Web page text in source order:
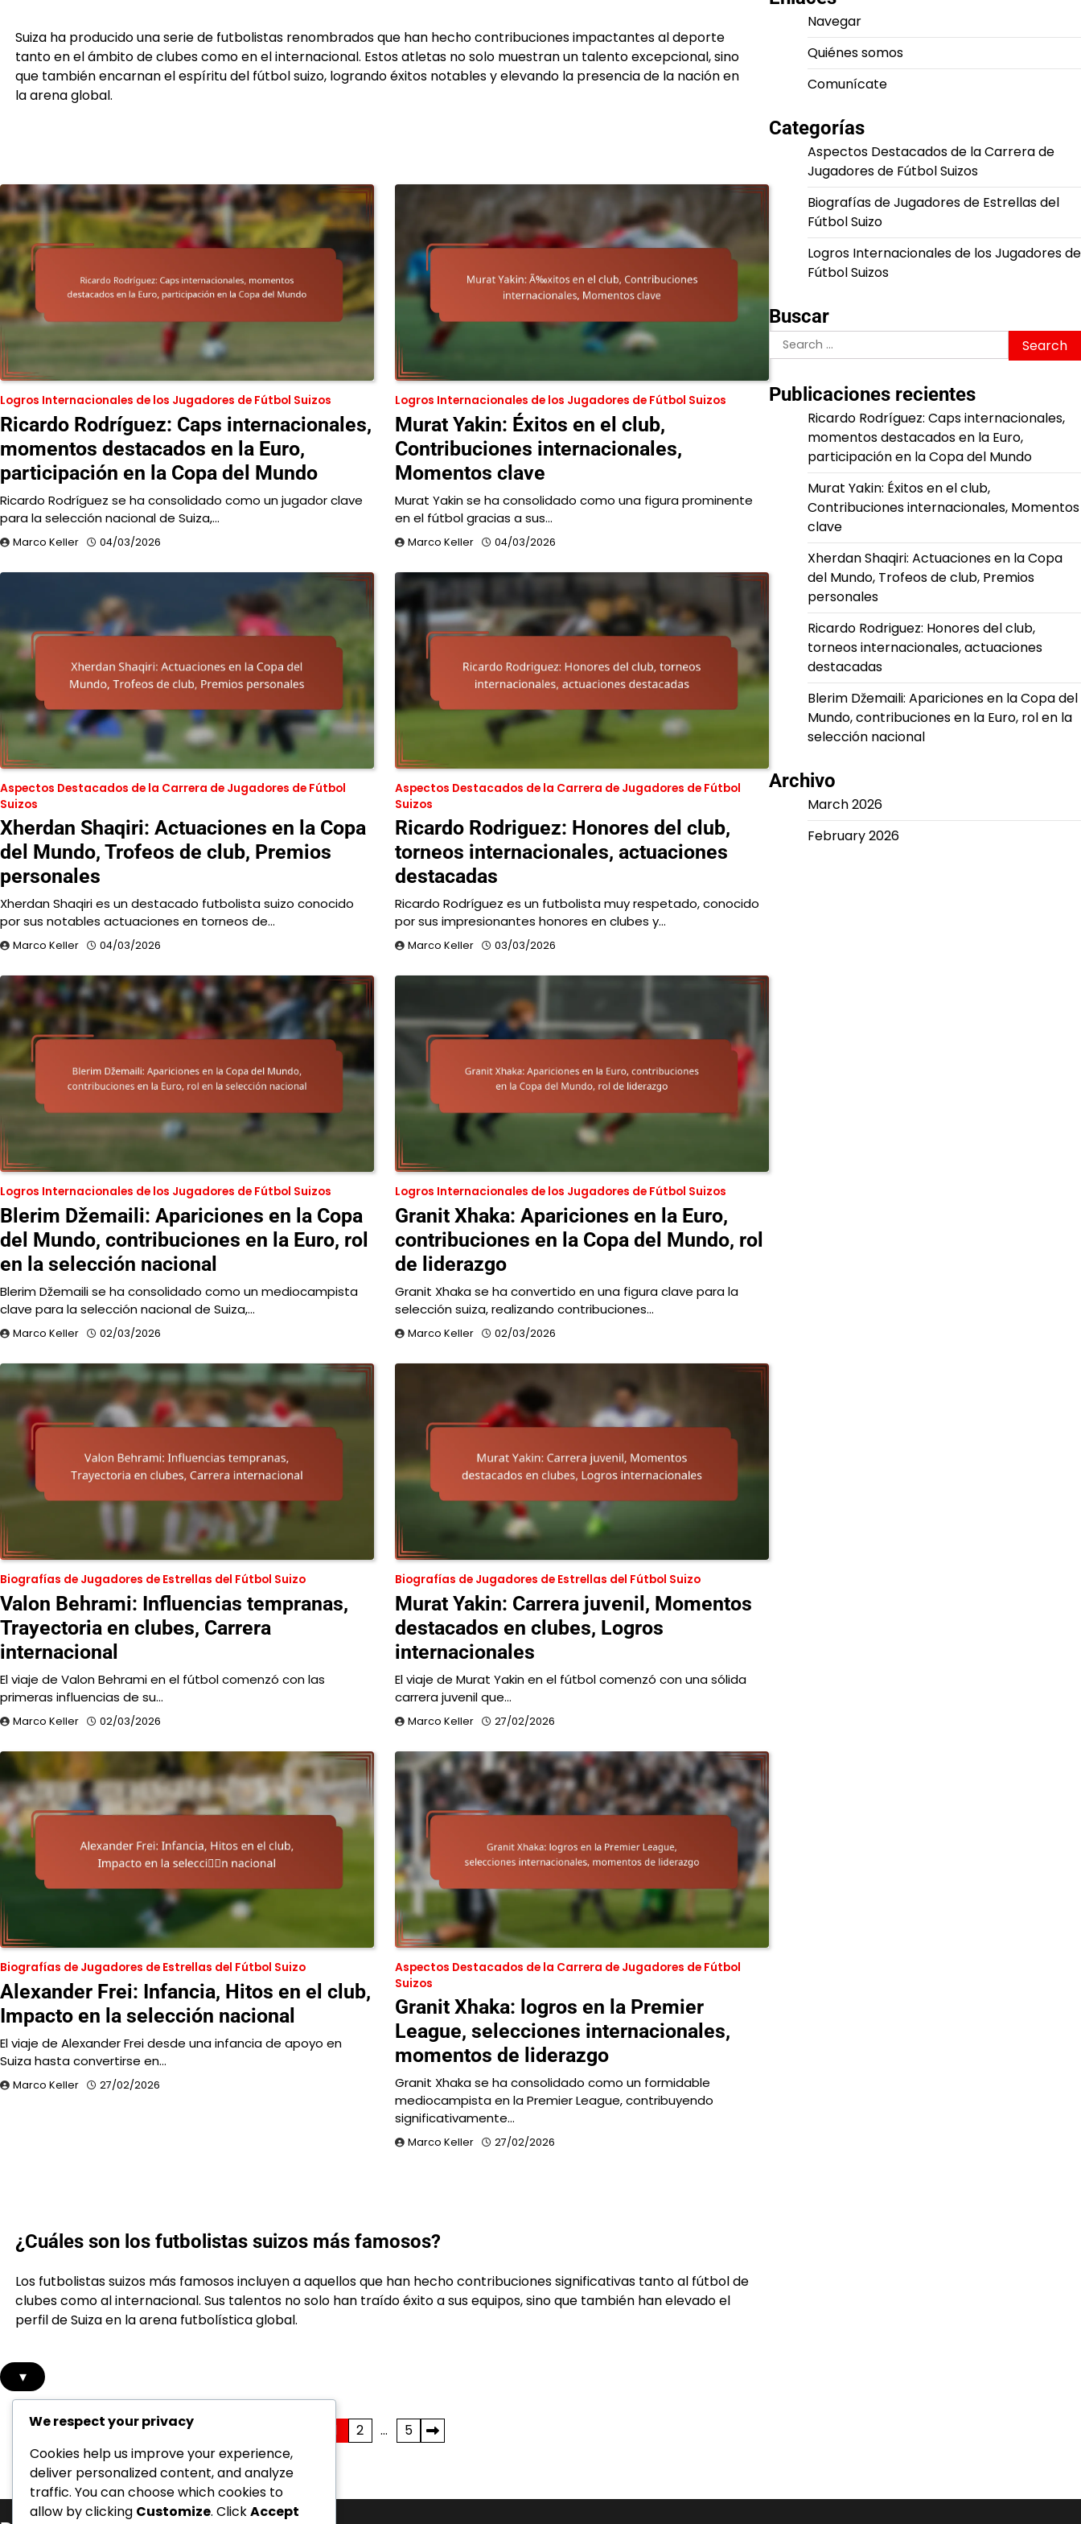
Suiza ha producido una serie de futbolistas renombrados que han hecho contribuciones impactantes al deporte
tanto en el ámbito de clubes como en el internacional. Estos atletas no solo muestran un talento excepcional, sino
que también encarnan el espíritu del fútbol suizo, logrando éxitos notables y elevando la presencia de la nación en
la arena global.
Logros Internacionales de los Jugadores de Fútbol Suizos
Ricardo Rodríguez: Caps internacionales,
momentos destacados en la Euro,
participación en la Copa del Mundo
Ricardo Rodríguez se ha consolidado como un jugador clave
para la selección nacional de Suiza,…
Marco Keller 04/03/2026
Logros Internacionales de los Jugadores de Fútbol Suizos
Murat Yakin: Éxitos en el club,
Contribuciones internacionales,
Momentos clave
Murat Yakin se ha consolidado como una figura prominente
en el fútbol gracias a sus…
Marco Keller 04/03/2026
Aspectos Destacados de la Carrera de Jugadores de Fútbol
Suizos
Xherdan Shaqiri: Actuaciones en la Copa
del Mundo, Trofeos de club, Premios
personales
Xherdan Shaqiri es un destacado futbolista suizo conocido
por sus notables actuaciones en torneos de…
Marco Keller 04/03/2026
Aspectos Destacados de la Carrera de Jugadores de Fútbol
Suizos
Ricardo Rodriguez: Honores del club,
torneos internacionales, actuaciones
destacadas
Ricardo Rodríguez es un futbolista muy respetado, conocido
por sus impresionantes honores en clubes y…
Marco Keller 03/03/2026
Logros Internacionales de los Jugadores de Fútbol Suizos
Blerim Džemaili: Apariciones en la Copa
del Mundo, contribuciones en la Euro, rol
en la selección nacional
Blerim Džemaili se ha consolidado como un mediocampista
clave para la selección nacional de Suiza,…
Marco Keller 02/03/2026
Logros Internacionales de los Jugadores de Fútbol Suizos
Granit Xhaka: Apariciones en la Euro,
contribuciones en la Copa del Mundo, rol
de liderazgo
Granit Xhaka se ha convertido en una figura clave para la
selección suiza, realizando contribuciones…
Marco Keller 02/03/2026
Biografías de Jugadores de Estrellas del Fútbol Suizo
Valon Behrami: Influencias tempranas,
Trayectoria en clubes, Carrera
internacional
El viaje de Valon Behrami en el fútbol comenzó con las
primeras influencias de su…
Marco Keller 02/03/2026
Biografías de Jugadores de Estrellas del Fútbol Suizo
Murat Yakin: Carrera juvenil, Momentos
destacados en clubes, Logros
internacionales
El viaje de Murat Yakin en el fútbol comenzó con una sólida
carrera juvenil que…
Marco Keller 27/02/2026
Biografías de Jugadores de Estrellas del Fútbol Suizo
Alexander Frei: Infancia, Hitos en el club,
Impacto en la selección nacional
El viaje de Alexander Frei desde una infancia de apoyo en
Suiza hasta convertirse en…
Marco Keller 27/02/2026
Aspectos Destacados de la Carrera de Jugadores de Fútbol
Suizos
Granit Xhaka: logros en la Premier
League, selecciones internacionales,
momentos de liderazgo
Granit Xhaka se ha consolidado como un formidable
mediocampista en la Premier League, contribuyendo
significativamente…
Marco Keller 27/02/2026
¿Cuáles son los futbolistas suizos más famosos?
Los futbolistas suizos más famosos incluyen a aquellos que han hecho contribuciones significativas tanto al fútbol de
clubes como al internacional. Sus talentos no solo han traído éxito a sus equipos, sino que también han elevado el
perfil de Suiza en la arena futbolística global.
▾
Posts
pagination
1 2 … 5
Navegar
Quiénes somos
Comunícate
Categorías
Aspectos Destacados de la Carrera de
Jugadores de Fútbol Suizos
Biografías de Jugadores de Estrellas del
Fútbol Suizo
Logros Internacionales de los Jugadores de
Fútbol Suizos
Buscar
Search
for:
Publicaciones recientes
Ricardo Rodríguez: Caps internacionales,
momentos destacados en la Euro,
participación en la Copa del Mundo
Murat Yakin: Éxitos en el club,
Contribuciones internacionales, Momentos
clave
Xherdan Shaqiri: Actuaciones en la Copa
del Mundo, Trofeos de club, Premios
personales
Ricardo Rodriguez: Honores del club,
torneos internacionales, actuaciones
destacadas
Blerim Džemaili: Apariciones en la Copa del
Mundo, contribuciones en la Euro, rol en la
selección nacional
Archivo
March 2026
February 2026
We respect your privacy
Cookies help us improve your experience,
deliver personalized content, and analyze
traffic. You can choose which cookies to
allow by clicking Customize. ClickAccept